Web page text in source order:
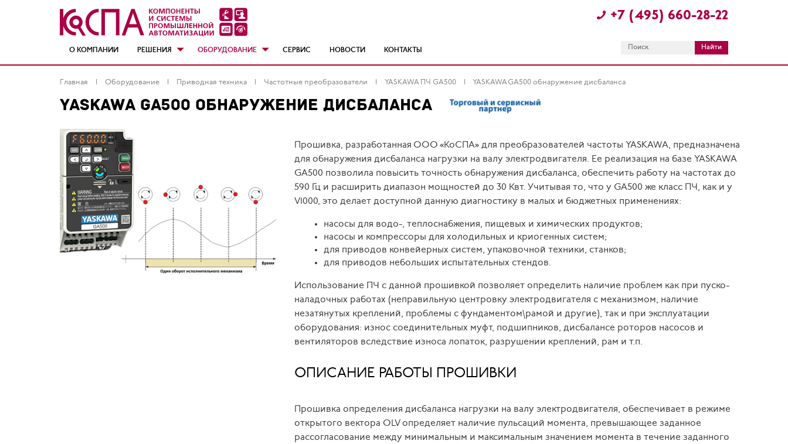
+7 (495) 660-28-22
О КОМПАНИИ РЕШЕНИЯ ОБОРУДОВАНИЕ СЕРВИС НОВОСТИ КОНТАКТЫ
Главная Оборудование Приводная техника Частотные преобразователи YASKAWA ПЧ GA500 YASKAWA GA500 обнаружение дисбаланса
YASKAWA GA500 ОБНАРУЖЕНИЕ ДИСБАЛАНСА
Прошивка, разработанная ООО «КоСПА» для преобразователей частоты YASKAWA, предназначена
для обнаружения дисбаланса нагрузки на валу электродвигателя. Ее реализация на базе YASKAWA
GA500 позволила повысить точность обнаружения дисбаланса, обеспечить работу на частотах до
590 Гц и расширить диапазон мощностей до 30 Квт. Учитывая то, что у GA500 же класс ПЧ, как и у
V1000, это делает доступной данную диагностику в малых и бюджетных применениях:
насосы для водо-, теплоснабжения, пищевых и химических продуктов;
насосы и компрессоры для холодильных и криогенных систем;
для приводов конвейерных систем, упаковочной техники, станков;
для приводов небольших испытательных стендов.
Использование ПЧ с данной прошивкой позволяет определить наличие проблем как при пуско-
наладочных работах (неправильную центровку электродвигателя с механизмом, наличие
незатянутых креплений, проблемы с фундаментом\рамой и другие), так и при эксплуатации
оборудования: износ соединительных муфт, подшипников, дисбалансе роторов насосов и
вентиляторов вследствие износа лопаток, разрушении креплений, рам и т.п.
ОПИСАНИЕ РАБОТЫ ПРОШИВКИ
Прошивка определения дисбаланса нагрузки на валу электродвигателя, обеспечивает в режиме
открытого вектора OLV определяет наличие пульсаций момента, превышающее заданное
рассогласование между минимальным и максимальным значением момента в течение заданного